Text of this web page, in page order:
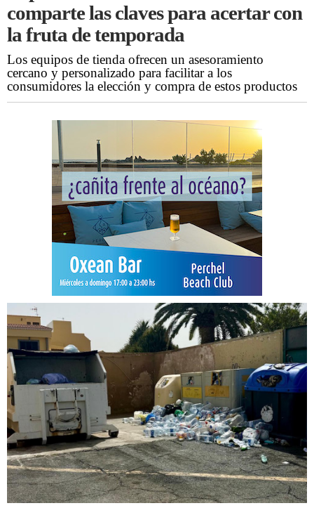
comparte las claves para acertar con
la fruta de temporada
Los equipos de tienda ofrecen un asesoramiento
cercano y personalizado para facilitar a los
consumidores la elección y compra de estos productos